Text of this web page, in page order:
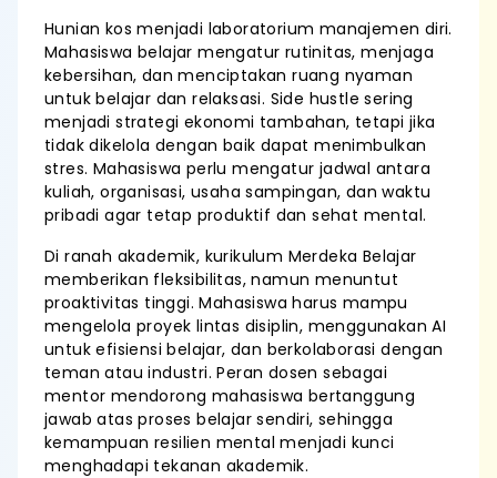
Hunian kos menjadi laboratorium manajemen diri.
Mahasiswa belajar mengatur rutinitas, menjaga
kebersihan, dan menciptakan ruang nyaman
untuk belajar dan relaksasi. Side hustle sering
menjadi strategi ekonomi tambahan, tetapi jika
tidak dikelola dengan baik dapat menimbulkan
stres. Mahasiswa perlu mengatur jadwal antara
kuliah, organisasi, usaha sampingan, dan waktu
pribadi agar tetap produktif dan sehat mental.
Di ranah akademik, kurikulum Merdeka Belajar
memberikan fleksibilitas, namun menuntut
proaktivitas tinggi. Mahasiswa harus mampu
mengelola proyek lintas disiplin, menggunakan AI
untuk efisiensi belajar, dan berkolaborasi dengan
teman atau industri. Peran dosen sebagai
mentor mendorong mahasiswa bertanggung
jawab atas proses belajar sendiri, sehingga
kemampuan resilien mental menjadi kunci
menghadapi tekanan akademik.